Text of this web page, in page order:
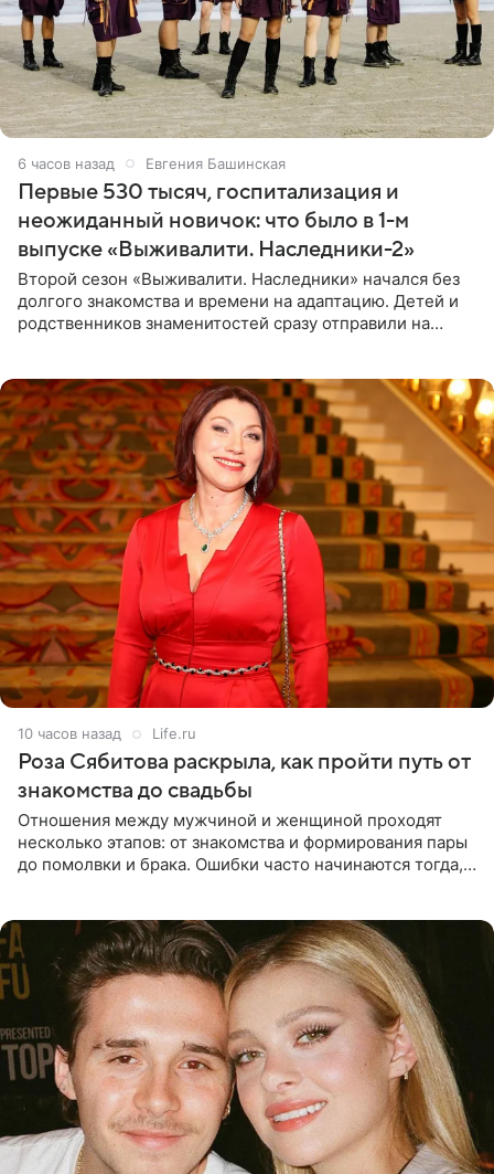
6 часов назад Евгения Башинская
Первые 530 тысяч, госпитализация и
неожиданный новичок: что было в 1-м
выпуске «Выживалити. Наследники-2»
Второй сезон «Выживалити. Наследники» начался без
долгого знакомства и времени на адаптацию. Детей и
родственников знаменитостей сразу отправили на
10 часов назад Life.ru
Роза Сябитова раскрыла, как пройти путь от
знакомства до свадьбы
Отношения между мужчиной и женщиной проходят
несколько этапов: от знакомства и формирования пары
до помолвки и брака. Ошибки часто начинаются тогда,